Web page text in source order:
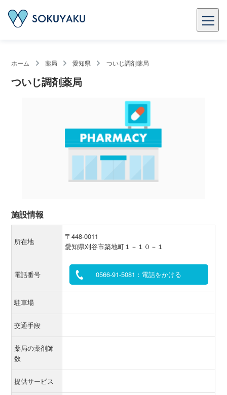
ホーム 薬局 愛知県 ついじ調剤薬局
ついじ調剤薬局
施設情報
所在地
〒448-0011
愛知県刈谷市築地町１－１０－１
電話番号 0566-91-5081：電話をかける
駐車場
交通手段
薬局の薬剤師
数
提供サービス